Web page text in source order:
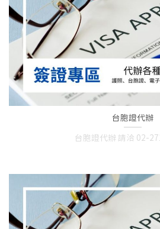
台胞證代辦
台胞證代辦 請洽 02-